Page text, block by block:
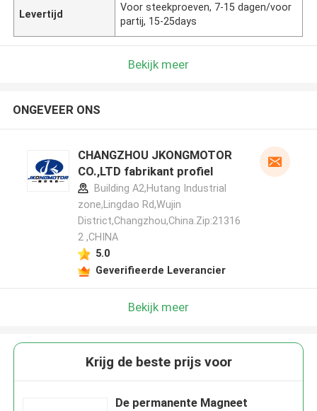
Levertijd
Voor steekproeven, 7-15 dagen/voor
partij, 15-25days
Bekijk meer
ONGEVEER ONS
CHANGZHOU JKONGMOTOR
CO.,LTD fabrikant profiel
Building A2,Hutang Industrial
zone,Lingdao Rd,Wujin
District,Changzhou,China.Zip:21316
2 ,CHINA
5.0
Geverifieerde Leverancier
Bekijk meer
Krijg de beste prijs voor
De permanente Magneet